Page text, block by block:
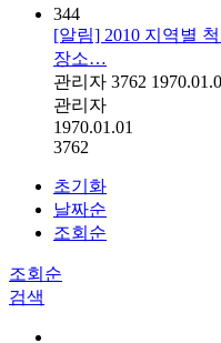
344
[알림] 2010 지역별
장소…
관리자 3762
관리자
1970.01.01
3762
초기화
날짜순
조회순
조회순
검색